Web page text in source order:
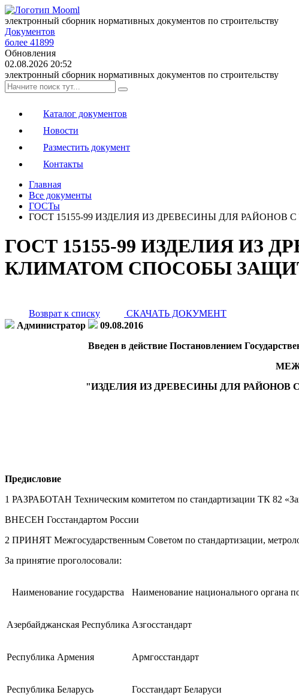
электронный сборник нормативных документов по строительству
Документов
более 41899
Обновления
02.08.2026 20:52
электронный сборник нормативных документов по строительству
Каталог документов
Новости
Разместить документ
Контакты
Главная
Все документы
ГОСТы
ГОСТ 15155-99 ИЗДЕЛИЯ ИЗ ДРЕВЕСИНЫ ДЛЯ
ГОСТ 15155-99 ИЗДЕЛИЯ
КЛИМАТОМ СПОСОБЫ
Возврат к списку
СКАЧАТЬ ДОКУМЕНТ
Администратор
09.08.2016
Введен в действие Постановлением
"ИЗДЕЛИЯ ИЗ ДРЕВЕСИНЫ ДЛЯ
Предисловие
1 РАЗРАБОТАН Техническим комитетом по стандартизации ТК 82
ВНЕСЕН Госстандартом России
2 ПРИНЯТ Межгосударственным Советом по стандартизации,
За принятие проголосовали:
Наименование государства Наименование национального органа
Азербайджанская Республика Азгосстандарт
Республика Армения Армгосстандарт
Республика Беларусь Госстандарт Беларуси